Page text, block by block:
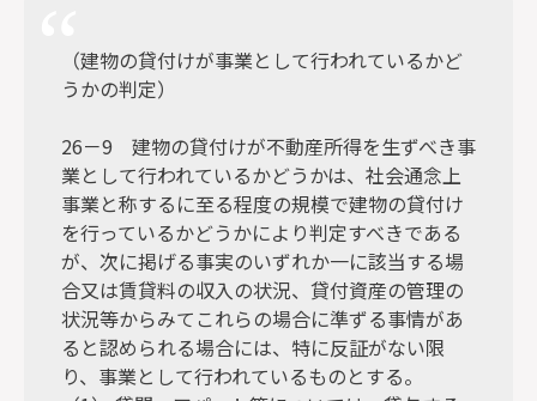
（建物の貸付けが事業として行われているかど
うかの判定）
26－9 建物の貸付けが不動産所得を生ずべき事
業として行われているかどうかは、社会通念上
事業と称するに至る程度の規模で建物の貸付け
を行っているかどうかにより判定すべきである
が、次に掲げる事実のいずれか一に該当する場
合又は賃貸料の収入の状況、貸付資産の管理の
状況等からみてこれらの場合に準ずる事情があ
ると認められる場合には、特に反証がない限
り、事業として行われているものとする。